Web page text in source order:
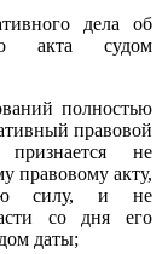
дела об
акта судом
полностью
правовой
не
правовому акту,
силу, и не
со дня его
даты;